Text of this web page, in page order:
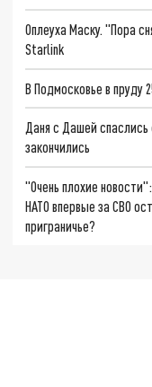
Оплеуха Маску. "Пора
Starlink
В Подмосковье в пруду
Даня с Дашей
закончились
"Очень плохие
НАТО впервые за СВО
приграничье?